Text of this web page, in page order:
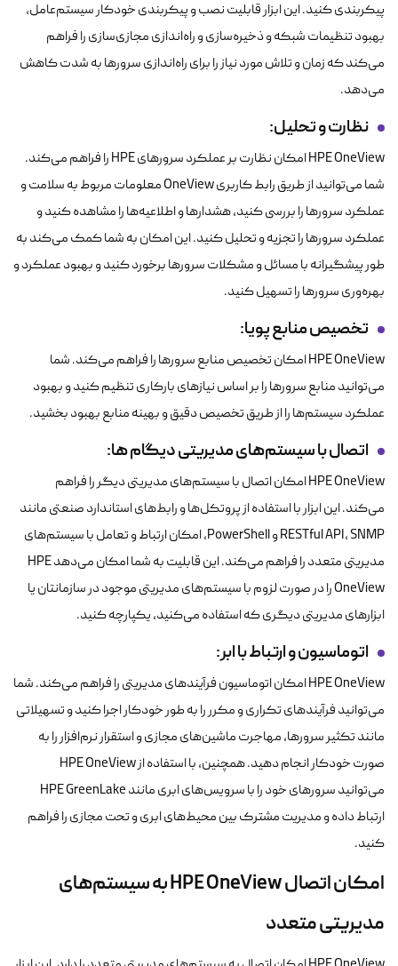
پیکربندی کنید. این ابزار قابلیت نصب و پیکربندی خودکار سیستم‌عامل،
بهبود تنظیمات شبکه و ذخیره‌سازی و راه‌اندازی مجازی‌سازی را فراهم
می‌کند که زمان و تلاش مورد نیاز را برای راه‌اندازی سرورها به شدت کاهش
می‌دهد.
نظارت و تحلیل:
HPE OneView امکان نظارت بر عملکرد سرورهای HPE را فراهم می‌کند.
شما می‌توانید از طریق رابط کاربری OneView معلومات مربوط به سلامت و
عملکرد سرورها را بررسی کنید، هشدارها و اطلاعیه‌ها را مشاهده کنید و
عملکرد سرورها را تجزیه و تحلیل کنید. این امکان به شما کمک می‌کند به
طور پیشگیرانه با مسائل و مشکلات سرورها برخورد کنید و بهبود عملکرد و
بهره‌وری سرورها را تسهیل کنید.
تخصیص منابع پویا:
HPE OneView امکان تخصیص منابع سرورها را فراهم می‌کند. شما
می‌توانید منابع سرورها را بر اساس نیازهای بارکاری تنظیم کنید و بهبود
عملکرد سیستم‌ها را از طریق تخصیص دقیق و بهینه منابع بهبود بخشید.
اتصال با سیستم‌های مدیریتی دیگام ها:
HPE OneView امکان اتصال با سیستم‌های مدیریتی دیگر را فراهم
می‌کند. این ابزار با استفاده از پروتکل‌ها و رابط‌های استاندارد صنعتی مانند
RESTful API، SNMP و PowerShell، امکان ارتباط و تعامل با سیستم‌های
مدیریتی متعدد را فراهم می‌کند. این قابلیت به شما امکان می‌دهد HPE
OneView را در صورت لزوم با سیستم‌های مدیریتی موجود در سازمانتان یا
ابزارهای مدیریتی دیگری که استفاده می‌کنید، یکپارچه کنید.
اتوماسیون و ارتباط با ابر:
HPE OneView امکان اتوماسیون فرآیندهای مدیریتی را فراهم می‌کند. شما
می‌توانید فرآیندهای تکراری و مکرر را به طور خودکار اجرا کنید و تسهیلاتی
مانند تکثیر سرورها، مهاجرت ماشین‌های مجازی و استقرار نرم‌افزار را به
صورت خودکار انجام دهید. همچنین، با استفاده از HPE OneView
می‌توانید سرورهای خود را با سرویس‌های ابری مانند HPE GreenLake
ارتباط داده و مدیریت مشترک بین محیط‌های ابری و تحت مجازی را فراهم
کنید.
امکان اتصال HPE OneView به سیستم‌های
مدیریتی متعدد